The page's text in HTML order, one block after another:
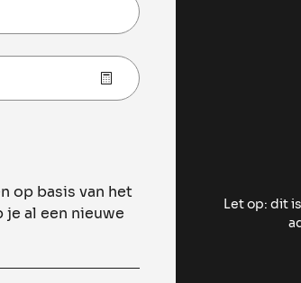
op basis van het
al een nieuwe
Let op: dit